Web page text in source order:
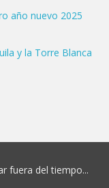
año nuevo 2025
y la Torre Blanca
fuera del tiempo...